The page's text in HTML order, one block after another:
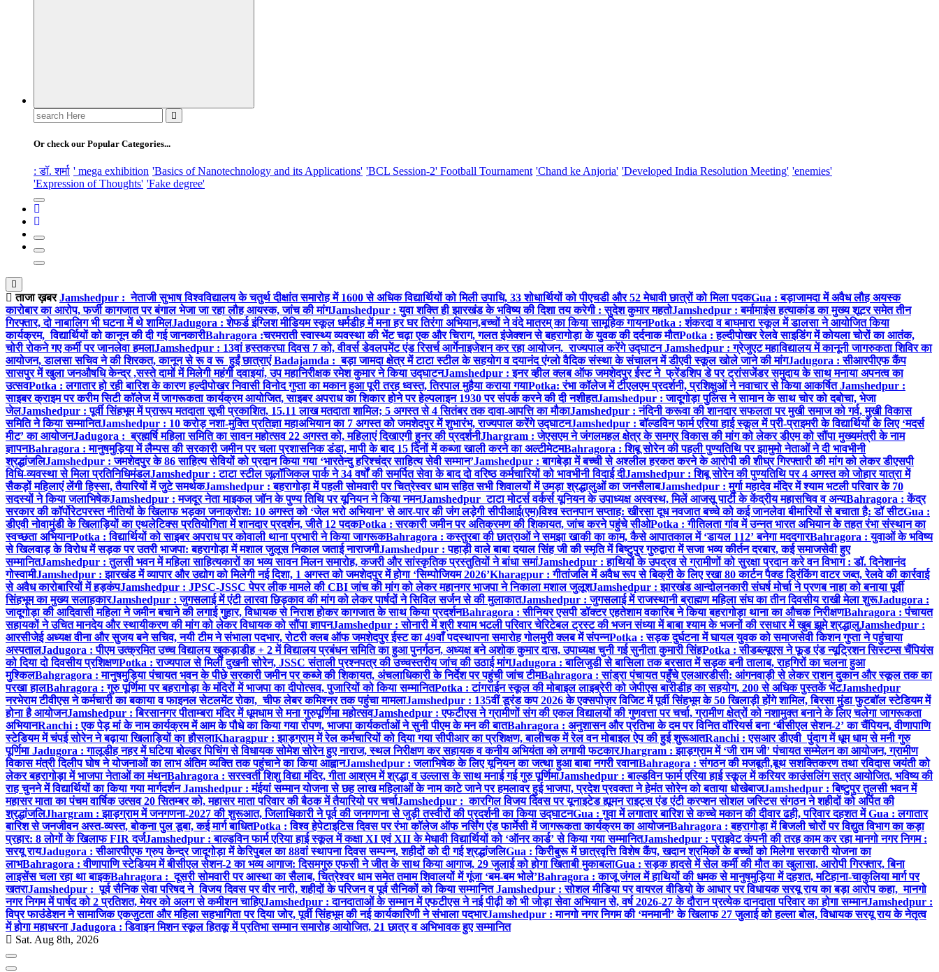
Search
for:
Or check our Popular Categories...
: डॉ. शर्मा ' mega exhibition 'Basics of Nanotechnology and its Applications' 'BCL Session-2' Football Tournament 'Chand ke Anjoria' 'Developed India Resolution Meeting' 'enemies'
'Expression of Thoughts' 'Fake degree'
ताजा ख़बरJamshedpur : नेताजी सुभाष विश्वविद्यालय के चतुर्थ दीक्षांत समारोह में 1600 से अधिक विद्यार्थियों को मिली उपाधि, 33 शोधार्थियों को पीएचडी और 52 मेधावी छात्रों को मिला पदकGua : बड़ाजामदा में अवैध लौह अयस्क
कारोबार का आरोप, फर्जी कागजात पर बंगाल भेजा जा रहा लौह आयस्क, जांच की मांगJamshedpur : युवा शक्ति ही झारखंड के भविष्य की दिशा तय करेगी : सुदेश कुमार महतोJamshedpur : बर्मामाइंस हत्याकांड का मुख्य शूटर समेत तीन
गिरफ्तार, दो नाबालिग भी घटना में थे शामिलJadugora : शेफर्ड इंग्लिश मीडियम स्कूल धर्मडीह में मना हर घर तिरंगा अभियान,बच्चों ने वंदे मातरम् का किया सामूहिक गायनPotka : शंकरदा व बाघमारा स्कूल में डालसा ने आयोजित किया
कार्यक्रम, विद्यार्थियों को कानून की दी गई जानकारीBahragora :चरमराती स्वास्थ्य व्यवस्था की भेंट चढ़ा एक और चिराग, गलत इंजेक्शन से बहरागोड़ा के युवक की दर्दनाक मौतPotka : हल्दीपोखर रेलवे साइडिंग में कोयला चोरों का आतंक,
चोरी रोकने गए कर्मी पर जानलेवा हमलाJamshedpur : 13वां हस्तकरघा दिवस 7 को, वीवर्स डेवलपमेंट एंड रिसर्च आर्गेनाइजेशन कर रहा आयोजन, राज्यपाल करेंगे उद्घाटनJamshedpur : ग्रेजुएट महाविद्यालय में कानूनी जागरुकता शिविर का
आयोजन, डालसा सचिव ने की शिरकत, कानून से रू व रू हुईं छात्राएंBadajamda : बड़ा जामदा क्षेत्र में टाटा स्टील के सहयोग व दयानंद एंग्लो वैदिक संस्था के संचालन में डीएवी स्कूल खोले जाने की मांगJadugora : सीआरपीएफ कैंप
सासपुर में खुला जनऔषधि केन्द्र ,सस्ते दामों में मिलेगी महंगी दवाइयां, उप महानिरीक्षक रमेश कुमार ने किया उद्घाटनJamshedpur : इनर व्हील क्लब ऑफ जमशेदपुर ईस्ट ने फ्रेंडशिप डे पर ट्रांसजेंडर समुदाय के साथ मनाया अपनत्व का
उत्सवPotka : लगातार हो रही बारिश के कारण हल्दीपोखर निवासी विनोद गुप्ता का मकान हुआ पूरी तरह ध्वस्त, तिरपाल मुहैया कराया गयाPotka: रंभा कॉलेज में टीएलएम प्रदर्शनी, प्रशिक्षुओं ने नवाचार से किया आकर्षितJamshedpur :
साइबर क्राइम पर करीम सिटी कॉलेज में जागरूकता कार्यक्रम आयोजित, साइबर अपराध का शिकार होने पर हेल्पलाइन 1930 पर संपर्क करने की दी नशीहतJamshedpur : जादूगोड़ा पुलिस ने सामान के साथ चोर को दबोचा, भेजा
जेलJamshedpur : पूर्वी सिंहभूम में प्रारूप मतदाता सूची प्रकाशित, 15.11 लाख मतदाता शामिल; 5 अगस्त से 4 सितंबर तक दावा-आपत्ति का मौकाJamshedpur : नंदिनी करूवा की शानदार सफलता पर मुखी समाज को गर्व, मुखी विकास
समिति ने किया सम्मानितJamshedpur : 10 करोड़ नशा-मुक्ति प्रतिज्ञा महाअभियान का 7 अगस्त को जमशेदपुर में शुभारंभ, राज्यपाल करेंगे उद्घाटनJamshedpur : बॉल्डविन फार्म एरिया हाई स्कूल में प्री-प्राइमरी के विद्यार्थियों के लिए ‘मदर्स
मीट’ का आयोजनJadugora : ब्रह्मर्षि महिला समिति का सावन महोत्सव 22 अगस्त को, महिलाएं दिखाएगी हुनर की प्रदर्शनीJhargram : जेएसएम ने जंगलमहल क्षेत्र के समग्र विकास की मांग को लेकर डीएम को सौंपा मुख्यमंत्री के नाम
ज्ञापनBahragora : मानुषमुड़िया में लैम्पस की सरकारी जमीन पर चला प्रशासनिक डंडा, मापी के बाद 15 दिनों में कब्जा खाली करने का अल्टीमेटमBahragora : शिबू सोरेन की पहली पुण्यतिथि पर झामुमो नेताओं ने दी भावभीनी
श्रद्धांजलिJamshedpur : जमशेदपुर के 86 साहित्य सेवियों को प्रदान किया गया ‘भारतेन्दु हरिश्चंद्र साहित्य सेवी सम्मान’Jamshedpur : बागबेड़ा में बच्ची से अश्लील हरकत करने के आरोपी की शीघ्र गिरफ्तारी की मांग को लेकर डीएसपी
विधि-व्यवस्था से मिला प्रतिनिधिमंडलJamshedpur : टाटा स्टील जूलॉजिकल पार्क ने 34 वर्षों की समर्पित सेवा के बाद दो वरिष्ठ कर्मचारियों को भावभीनी विदाई दीJamshedpur : शिबू सोरेन की पुण्यतिथि पर 4 अगस्त को जोहार यात्रा में
सैकड़ों महिलाएं लेंगी हिस्सा, तैयारियों में जुटे समर्थकJamshedpur : बहरागोड़ा में पहली सोमवारी पर चित्रेस्वर धाम सहित सभी शिवालयों में उमड़ा श्रद्धालुओं का जनसैलाबJamshedpur : मुर्गा महादेव मंदिर में श्याम भटली परिवार के 70
सदस्यों ने किया जलाभिषेकJamshedpur : मजदूर नेता माइकल जॉन के पुण्य तिथि पर यूनियन ने किया नमनJamshedpur टाटा मोटर्स वर्कर्स यूनियन के उपाध्यक्ष अस्वस्थ, मिलें आजसू पार्टी के केंद्रीय महासचिव व अन्यBahragora : केंद्र
सरकार की कॉर्पोरेटपरस्त नीतियों के खिलाफ भड़का जनाक्रोश: 10 अगस्त को ‘जेल भरो अभियान’ से आर-पार की जंग लड़ेगी सीपीआई(एम)विश्व स्तनपान सप्ताह: खीरसा दूध नवजात बच्चे को कई जानलेवा बीमारियों से बचाता है: डॉ सीटGua :
डीएवी नोवामुंडी के खिलाड़ियों का एथलेटिक्स प्रतियोगिता में शानदार प्रदर्शन, जीते 12 पदकPotka : सरकारी जमीन पर अतिक्रमण की शिकायत, जांच करने पहुंचे सीओPotka : गीतिलता गांव में उन्नत भारत अभियान के तहत रंभा संस्थान का
स्वच्छता अभियानPotka : विद्यार्थियों को साइबर अपराध पर कोवाली थाना प्रभारी ने किया जागरूकBahragora : कस्तुरबा की छात्राओं ने समझा खाकी का काम, कैसे आपातकाल में ‘डायल 112’ बनेगा मददगारBahragora : युवाओं के भविष्य
से खिलवाड़ के विरोध में सड़क पर उतरी भाजपा: बहरागोड़ा में मशाल जुलूस निकाल जताई नाराजगीJamshedpur : पहाड़ी वाले बाबा दयाल सिंह जी की स्मृति में बिष्टुपुर गुरुद्वारा में सजा भव्य कीर्तन दरबार, कई समाजसेवी हुए
सम्मानितJamshedpur : तुलसी भवन में महिला साहित्यकारों का भव्य सावन मिलन समारोह, कजरी और सांस्कृतिक प्रस्तुतियों ने बांधा समांJamshedpur : हाथियों के उपद्रव से ग्रामीणों को सुरक्षा प्रदान करे वन विभाग : डॉ. दिनेशानंद
गोस्वामीJamshedpur : झारखंड में व्यापार और उद्योग को मिलेगी नई दिशा, 1 अगस्त को जमशेदपुर में होगा ‘सिम्पोजियम 2026’Kharagpur : गीतांजलि में अवैध रूप से बिक्री के लिए रखा 80 कार्टन पैक्ड ड्रिंकिंग वाटर जब्त, रेलवे की कार्रवाई
से अवैध कारोबारियों में हड़कंपJamshedpur : JPSC-JSSC पेपर लीक मामले की CBI जांच की मांग को लेकर महानगर भाजपा ने निकाला मशाल जुलूशJamshedpur : झारखंड आन्दोलनकारी संघर्ष मोर्चा ने प्रणब नाहा को बनाया पूर्वी
सिंहभूम का मुख्य सलाहकारJamshedpur : जुगसलाई में एंटी लारवा छिड़काव की मांग को लेकर पार्षदों ने सिविल सर्जन से की मुलाकातJamshedpur : जुगसलाई में राजस्थानी ब्राह्मण महिला संघ का तीन दिवसीय राखी मेला शुरूJadugora :
जादूगोड़ा की आदिवासी महिला ने जमीन बचाने की लगाई गुहार, विधायक से निराश होकर कागजात के साथ किया प्रदर्शनBahragora : सीनियर एसपी डॉक्टर एहतेशाम वकारिब ने किया बहरागोड़ा थाना का औचक निरीक्षणBahragora : पंचायत
सहायकों ने उचित मानदेय और स्थायीकरण की मांग को लेकर विधायक को सौंपा ज्ञापनJamshedpur : सोनारी में श्री श्याम भटली परिवार चेरिटेबल ट्रस्ट की भजन संध्या में बाबा श्याम के भजनों की रसधार में खुब झूमे श्रद्धालुJamshedpur :
आरसीजेई अध्यक्ष वीना और सुजय बने सचिव, नयी टीम ने संभाला पदभार, रोटरी क्लब ऑफ जमशेदपुर ईस्ट का 49वाँ पदस्थापना समारोह गोलमुरी क्लब में संपन्नPotka : सड़क दुर्घटना में घायल युवक को समाजसेवी किशन गुप्ता ने पहुंचाया
अस्पतालJadugora : पीएम उत्क्रमित उच्च विद्यालय खुकड़ाडीह + 2 में विद्यालय प्रबंधन समिति का हुआ पुनर्गठन, अध्यक्ष बने अशोक कुमार दास, उपाध्यक्ष चुनी गई सुनीता कुमारी सिंहPotka : सीडब्ल्यूएस ने फूड एंड न्यूट्रिशन सिस्टम्स चैंपियंस
को दिया दो दिवसीय प्रशिक्षणPotka : राज्यपाल से मिलीं दुखनी सोरेन, JSSC संताली प्रश्नपत्र की उच्चस्तरीय जांच की उठाई मांगJadugora : बालिजुडी से बासिला तक बरसात में सड़क बनी तालाब, राहगिरों का चलना हुआ
मुश्किलBahgragora : मानुषमुड़िया पंचायत भवन के पीछे सरकारी जमीन पर कब्जे की शिकायत, अंचलाधिकारी के निर्देश पर पहुंची जांच टीमBahragora : सांड्रा पंचायत पहुँचे एलआरडीसी: आंगनवाड़ी से लेकर राशन दुकान और स्कूल तक का
परखा हालBahragora : गुरु पूर्णिमा पर बहरागोड़ा के मंदिरों में भाजपा का दीपोत्सव, पुजारियों को किया सम्मानितPotka : टांगराईन स्कूल की मोबाइल लाइब्रेरी को जेपीएस बारीडीह का सहयोग, 200 से अधिक पुस्तकें भेंटJamshedpur
नरभेराम टीवीएस ने कर्मचारी का बकाया व फाइनल सेटलमेंट रोका, चीफ लेबर कमिश्नर तक पहुंचा मामलाJamshedpur : 135वीं डूरंड कप 2026 के एक्सपोज़र विजिट में पूर्वी सिंहभूम के 50 खिलाड़ी होंगे शामिल, बिरसा मुंडा फुटबॉल स्टेडियम में
होना है आयोजनJamshedpur : बिरसानगर पीताम्बरा मंदिर में धूमधाम से मना गुरुपूर्णिमा महोत्सवJamshedpur : एफटीएस ने ग्रामीणों संग की एकल विद्यालयों की गुणवत्ता पर चर्चा, ग्रामीण क्षेत्रों को नशामुक्त बनाने के लिए चलेगा जागरूकता
अभियानRanchi : एक पेड़ मां के नाम कार्यक्रम में आम के पौधे का किया गया रोपण, भाजपा कार्यकर्ताओं ने सुनी पीएम के मन की बातBahragora : अनुशासन और प्रतिभा के दम पर विनित वॉरियर्स बना ‘बीसीएल सेशन-2’ का चैंपियन, वीणापाणि
स्टेडियम में चंपई सोरेन ने बढ़ाया खिलाड़ियों का हौसलाKharagpur : झाड़ग्राम में रेल कर्मचारियों को दिया गया सीपीआर का प्रशिक्षण, बालीचक में रेल वन मोबाइल ऐप की हुई शुरूआतRanchi : एसआर डीएवी पुंदाग में धूम धाम से मनी गुरु
पूर्णिमाJadugora : गालूडीह नहर में घटिया बोल्डर पिचिंग से विधायक सोमेश सोरेन हुए नाराज, स्थल निरीक्षण कर सहायक व कनीय अभियंता को लगायी फटकारJhargram : झाड़ग्राम में ‘जी राम जी’ पंचायत सम्मेलन का आयोजन, ग्रामीण
विकास मंत्री दिलीप घोष ने योजनाओं का लाभ अंतिम व्यक्ति तक पहुंचाने का किया आह्वानJamshedpur : जलाभिषेक के लिए यूनियन का जत्था हुआ बाबा नगरी रवानाBahragora : संगठन की मजबूती,बूथ सशक्तिकरण तथा रविदास जयंती को
लेकर बहरागोड़ा में भाजपा नेताओं का मंथनBahragora : सरस्वती शिशु विद्या मंदिर, गीता आश्रम में श्रद्धा व उल्लास के साथ मनाई गई गुरु पूर्णिमाJamshedpur : बाल्डविन फार्म एरिया हाई स्कूल में करियर काउंसलिंग सत्र आयोजित, भविष्य की
राह चुनने में विद्यार्थियों का किया गया मार्गदर्शनJamshedpur : मंईयां सम्मान योजना से छह लाख महिलाओं के नाम काटे जाने पर हमलावर हुई भाजपा, प्रदेश प्रवक्ता ने हेमंत सोरेन को बताया धोखेबाजJamshedpur : बिष्टुपुर तुलसी भवन में
महासर माता का पंचम वार्षिक उत्सव 20 सितम्बर को, महासर माता परिवार की बैठक में तैयारियो पर चर्चाJamshedpur : कारगिल विजय दिवस पर यूनाइटेड ह्यूमन राइट्स एंड एंटी करप्शन सोशल जस्टिस संगठन ने शहीदों को अर्पित की
श्रद्धांजलिJhargram : झाड़ग्राम में जनगणना-2027 की शुरूआत, जिलाधिकारी ने पूर्व की जनगणना से जुड़ी तस्वीरों की प्रदर्शनी का किया उद्घाटनGua : गुवा में लगातार बारिश से कच्चे मकान की दीवार ढही, परिवार दहशत मेंGua : लगातार
बारिश से जनजीवन अस्त-व्यस्त, बोकना पुल डूबा, कई मार्ग बाधितPotka : विश्व हेपेटाइटिस दिवस पर रंभा कॉलेज ऑफ नर्सिंग एंड फार्मेसी में जागरूकता कार्यक्रम का आयोजनBahragora : बहरागोड़ा में बिजली चोरों पर विद्युत विभाग का कड़ा
प्रहार: 8 लोगों के खिलाफ FIR दर्जJamshedpur : बाल्डविन फार्म एरिया हाई स्कूल में कक्षा XI एवं XII के मेधावी विद्यार्थियों को ‘ऑनर कार्ड’ से किया गया सम्मानितJamshedpur : प्राइवेट कंपनी की तरह काम कर रहा मानगो नगर निगम :
सरयू रायJadugora : सीआरपीएफ ग्रुप केन्द्र जादूगोड़ा में केरिपुबल का 88वां स्थापना दिवस सम्पन्न, शहीदों को दी गई श्रद्धांजलिGua : किरीबुरू में छात्रवृत्ति विशेष कैंप, खदान श्रमिकों के बच्चों को मिलेगा सरकारी योजना का
लाभBahragora : वीणापाणि स्टेडियम में बीसीएल सेशन-2 का भव्य आगाज: दिसमगुरु एफसी ने जीत के साथ किया आगाज, 29 जुलाई को होगा खिताबी मुकाबलाGua : सड़क हादसे में सेल कर्मी की मौत का खुलासा, आरोपी गिरफ्तार, बिना
लाइसेंस चला रहा था बाइकBahragora : दूसरी सोमवारी पर आस्था का सैलाब, चित्रेश्वर धाम समेत तमाम शिवालयों में गूंजा ‘बम-बम भोले’Bahragora : काजू जंगल में हाथियों की धमक से मानुषमुड़िया में दहशत, मटिहाना-चाकुलिया मार्ग पर
खतराJamshedpur : पूर्व सैनिक सेवा परिषद ने विजय दिवस पर वीर नारी, शहीदों के परिजन व पूर्व सैनिकों को किया सम्मानितJamshedpur : सोशल मीडिया पर वायरल वीडियो के आधार पर विधायक सरयू राय का बड़ा आरोप कहा, मानगो
नगर निगम में पार्षद को 2 प्रतिशत, मेयर को अलग से कमीशन चाहिएJamshedpur : दानदाताओं के सम्मान में एफटीएस ने नई पीढ़ी को भी जोड़ा सेवा अभियान से, वर्ष 2026-27 के दौरान प्रत्येक दानदाता परिवार का होगा सम्मानJamshedpur :
विप्र फाउंडेशन ने सामाजिक एकजुटता और महिला सहभागिता पर दिया जोर, पूर्वी सिंहभूम की नई कार्यकारिणी ने संभाला पदभारJamshedpur : मानगो नगर निगम की ‘मनमानी’ के खिलाफ 27 जुलाई को हल्ला बोल, विधायक सरयू राय के नेतृत्व
में होगा महाधरनाJadugora : डिवाइन मिशन स्कूल हितकू में प्रतिभा सम्मान समारोह आयोजित, 21 छात्र व अभिभावक हुए सम्मानित
Sat. Aug 8th, 2026